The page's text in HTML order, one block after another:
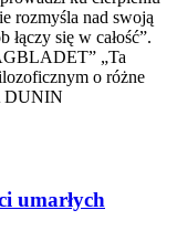
rozmyśla nad swoją
się w całość”.
„Ta
o różne
DUNIN
umarłych